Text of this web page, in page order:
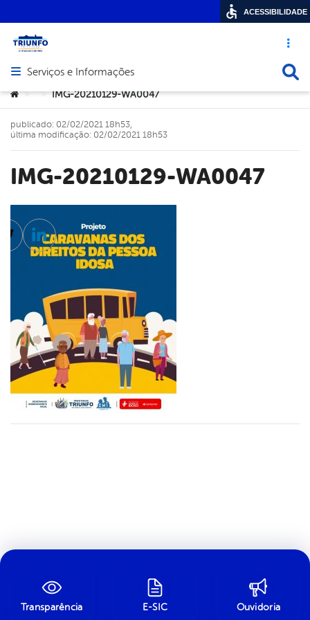
Acesso
Abrir menu principal de navegação
Serviços e Informações
Você está aqui:
> > IMG-20210129-WA0047
IMG-20210129-WA0047
publicado: 02/02/2021 18h53,
última modificação: 02/02/2021 18h53
Twitter
Linkedin
Transparência E-SIC Ouvidoria
ACESSIBILIDADE